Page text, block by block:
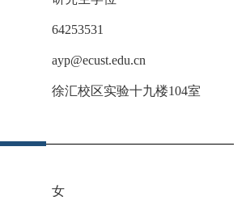
64253531
ayp@ecust.edu.cn
徐汇校区实验十九楼104室
女